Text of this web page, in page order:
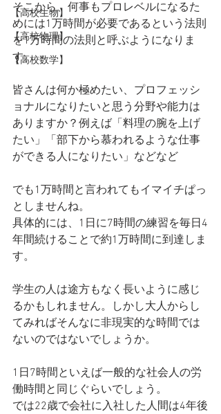
【高校生物】
【高校物理】
【高校数学】
そこから、何事もプロレベルになるた
めには1万時間が必要であるという法則
を1万時間の法則と呼ぶようになりま
す。
皆さんは何か極めたい、プロフェッシ
ョナルになりたいと思う分野や能力は
ありますか？例えば「料理の腕を上げ
たい」「部下から慕われるような仕事
ができる人になりたい」などなど
でも1万時間と言われてもイマイチぱっ
としませんね。
具体的には、1日に7時間の練習を毎日4
年間続けることで約1万時間に到達しま
す。
学生の人は途方もなく長いように感じ
るかもしれません。しかし大人からし
てみればそんなに非現実的な時間では
ないのではないでしょうか。
1日7時間といえば一般的な社会人の労
働時間と同じぐらいでしょう。
では22歳で会社に入社した人間は4年後